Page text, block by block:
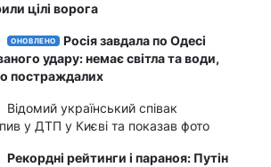
цілі ворога
ОНОВЛЕНО
Росія завдала по Одесі
удару: немає світла та води,
постраждалих
Відомий український співак
у ДТП у Києві та показав фото
Рекордні рейтинги і параноя: Путін